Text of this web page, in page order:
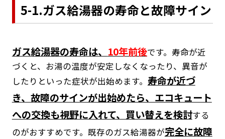
5-1.ガス給湯器の寿命と故障サイン
ガス給湯器の寿命は、 10年前後です。寿命が近
づくと、お湯の温度が安定しなくなったり、異音が
したりといった症状が出始めます。 寿命が近づ
き、故障のサインが出始めたら、エコキュート
への交換も視野に入れて、買い替えを検討する
のがおすすめです。既存のガス給湯器が完全に故障